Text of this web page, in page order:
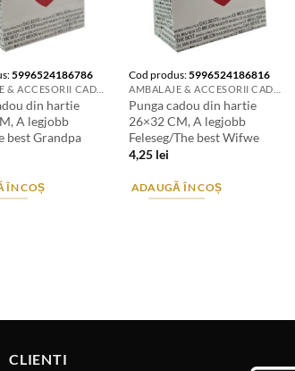
5996524186786
din hartie
A legjobb
best Grandpa
ÎN COȘ
Cod produs:5996524186816
Punga cadou din hartie
26×32 CM, A legjobb
Feleseg/The best Wifwe
4,25 lei
ADAUGĂ ÎN COȘ
CLIENTI